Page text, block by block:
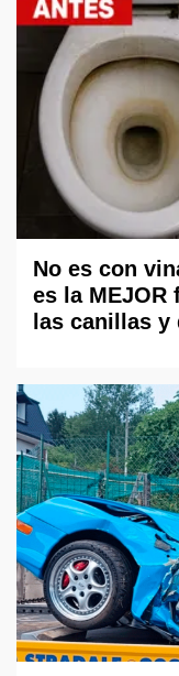
No es con
es la MEJOR
las canillas